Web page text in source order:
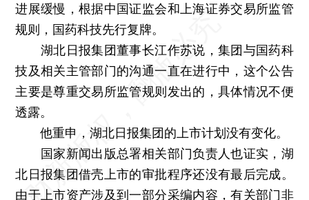
进展缓慢，根据中国证监会和上海证券交易所监管
规则，国药科技先行复牌。
湖北日报集团董事长江作苏说，集团与国药科
技及相关主管部门的沟通一直在进行中，这个公告
主要是尊重交易所监管规则发出的，具体情况不便
透露。
他重申，湖北日报集团的上市计划没有变化。
国家新闻出版总署相关部门负责人也证实，湖
北日报集团借壳上市的审批程序还没有最后完成。
由于上市资产涉及到一部分采编内容，有关部门非